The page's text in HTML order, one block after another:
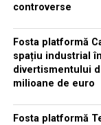
controverse
Fosta platformă
spațiu industrial
divertismentului
milioane de euro
Fosta platformă